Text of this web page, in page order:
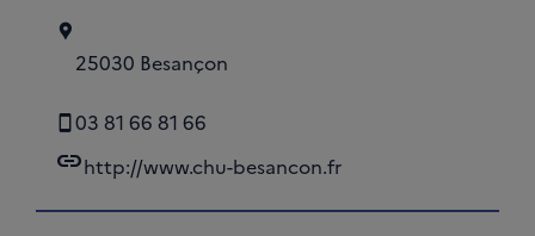
25030 Besançon
03 81 66 81 66
linkhttp://www.chu-besancon.fr